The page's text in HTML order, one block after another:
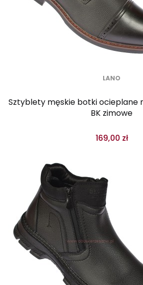
LANO
Sztyblety męskie botki ocieplane na suwak B-4-0751
BK zimowe
169,00 zł